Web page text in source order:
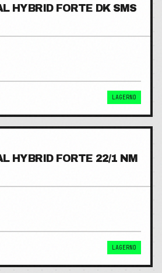
HYBRID FORTE DK SMS
LAGERND
HYBRID FORTE 22/1 NM
LAGERND